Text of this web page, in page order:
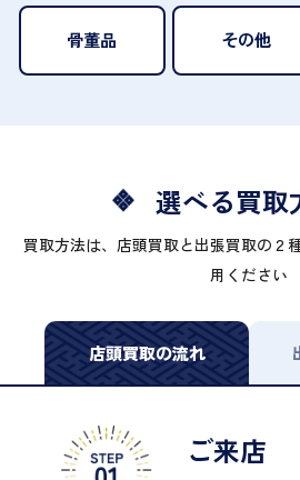
骨董品 その他
選べる買取
買取方法は、店頭買取と出張買取の２
用ください
店頭買取の流れ
ご来店